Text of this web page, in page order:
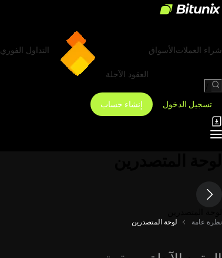
شراء العملاتالأسواق
العقود الآجلة
التداول الفوري
تسجيل الدخول
إنشاء حساب
نظرة عامة لوحة المتصدرين